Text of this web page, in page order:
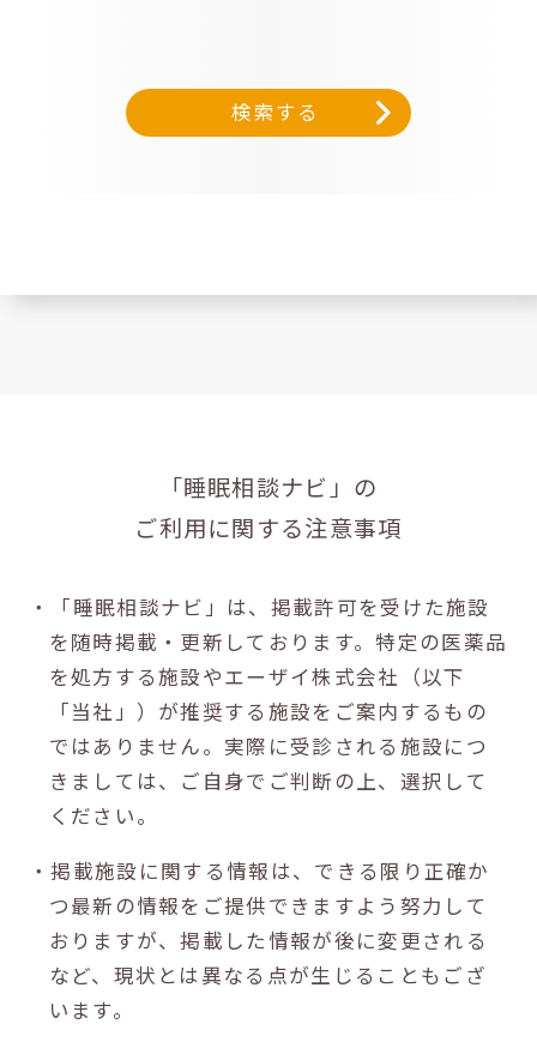
検索する
「睡眠相談ナビ」の
ご利用に関する注意事項
・「睡眠相談ナビ」は、掲載許可を受けた施設
を随時掲載・更新しております。特定の医薬品
を処方する施設やエーザイ株式会社（以下
「当社」）が推奨する施設をご案内するもの
ではありません。実際に受診される施設につ
きましては、ご自身でご判断の上、選択して
ください。
・掲載施設に関する情報は、できる限り正確か
つ最新の情報をご提供できますよう努力して
おりますが、掲載した情報が後に変更される
など、現状とは異なる点が生じることもござ
います。